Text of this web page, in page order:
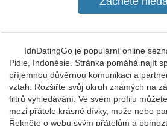
IdnDatingGo je populární online
Pidie, Indonésie. Stránka pomáhá najít
příjemnou důvěrnou komunikaci a
vztah. Rozšiřte svůj okruh známých na
filtrů vyhledávání. Ve svém profilu
mezi přátele krásné dívky, muže nebo
Řekněte o webu svým přátelům a